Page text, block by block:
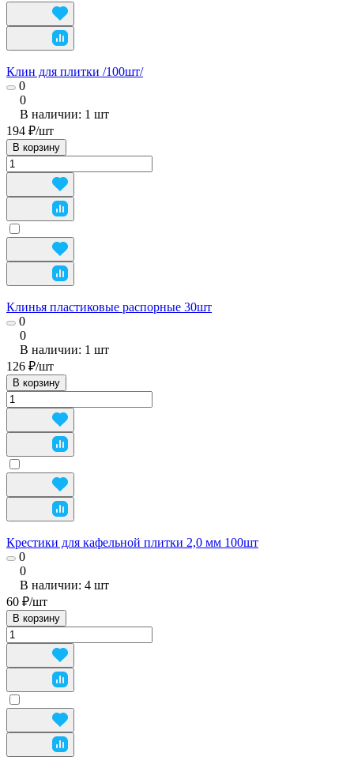
Клин для плитки /100шт/
0
0
В наличии: 1 шт
194 ₽/шт
В корзину
Клинья пластиковые распорные 30шт
0
0
В наличии: 1 шт
126 ₽/шт
В корзину
Крестики для кафельной плитки 2,0 мм 100шт
0
0
В наличии: 4 шт
60 ₽/шт
В корзину